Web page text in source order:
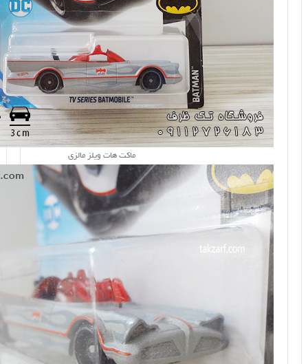
ماکت هات ویلز مالزی